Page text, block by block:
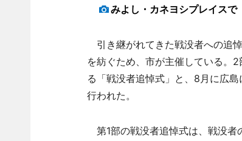
みよし・カネヨシプレイス
引き継がれてきた戦没者への追
を紡ぐため、市が主催している。
る「戦没者追悼式」と、8月に広
行われた。
第1部の戦没者追悼式は、戦没者